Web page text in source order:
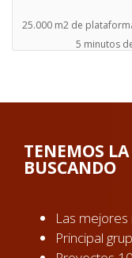
25.000 m2 de
5 minutos
TENEMOS
BUSCANDO
Las
Principal